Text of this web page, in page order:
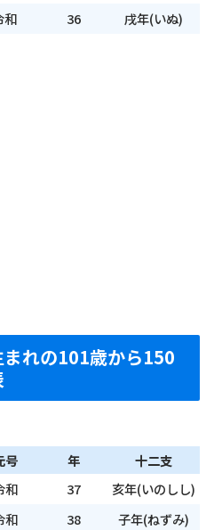
和 36 戌年(いぬ)
れの101歳から150
号 年 十二支
和 37 亥年(いのしし)
和 38 子年(ねずみ)